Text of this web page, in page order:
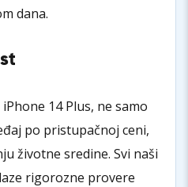
dana.
14 Plus, ne samo
po pristupačnoj ceni,
životne sredine. Svi naši
rigorozne provere